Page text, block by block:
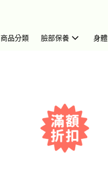
商品分類 臉部保養 身